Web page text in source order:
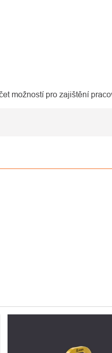
možností pro zajištění